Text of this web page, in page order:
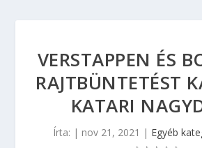
VERSTAPPEN ÉS
RAJTBÜNTETÉST
KATARI
Írta: | nov 21, 2021 | Egyéb